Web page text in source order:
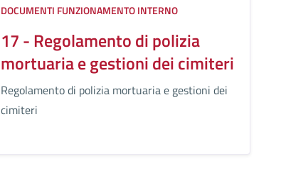
DOCUMENTI FUNZIONAMENTO INTERNO
17 - Regolamento di polizia
mortuaria e gestioni dei cimiteri
Regolamento di polizia mortuaria e gestioni dei
cimiteri